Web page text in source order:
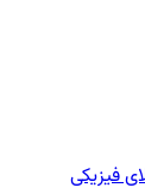
فیزیکی